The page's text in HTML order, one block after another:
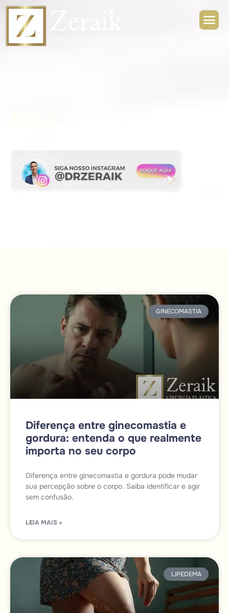
GINECOMASTIA
Diferença entre ginecomastia e
gordura: entenda o que realmente
importa no seu corpo
Diferença entre ginecomastia e gordura pode mudar
sua percepção sobre o corpo. Saiba identificar e agir
sem confusão.
LEIA MAIS »
LIPEDEMA